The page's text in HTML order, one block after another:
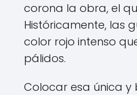
corona la obra, el
Históricamente, las
color rojo intenso
pálidos.
Colocar esa única y